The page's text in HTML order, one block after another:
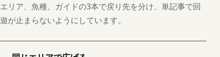
エリア、魚種、ガイドの3本で戻り先を分け、単記事で回
遊が止まらないようにしています。